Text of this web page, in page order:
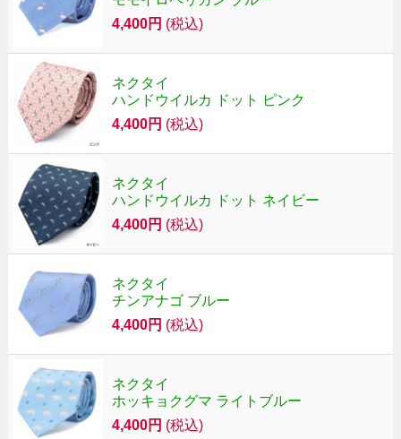
4,400円 (税込)
ネクタイ
ハンドウイルカ ドット ピンク
4,400円 (税込)
ネクタイ
ハンドウイルカ ドット ネイビー
4,400円 (税込)
ネクタイ
チンアナゴ ブルー
4,400円 (税込)
ネクタイ
ホッキョクグマ ライトブルー
4,400円 (税込)